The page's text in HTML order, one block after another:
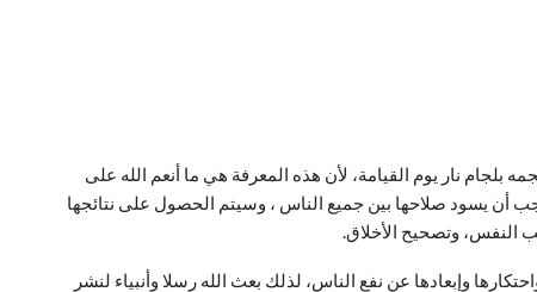
بلجام نار يوم القيامة، لأن هذه المعرفة هي ما أنعم الله على
أن يسود صلاحها بين جميع الناس ، وسيتم الحصول على نتائجها
النفس، وتصحيح الأخلاق.
وإبعادها عن نفع الناس، لذلك بعث الله رسلا وأنبياء لنشر